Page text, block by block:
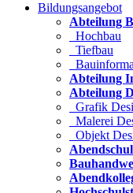
Bildungsangebot
Abteilung
Hochbau
Tiefbau
Abteilung
Abteilung
Grafik
Malerei
Objekt